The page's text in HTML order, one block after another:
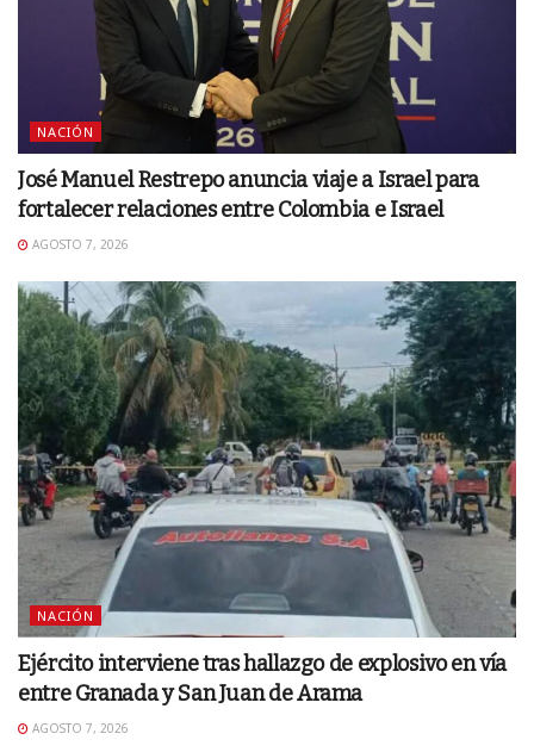
NACIÓN
José Manuel Restrepo anuncia viaje a Israel para
fortalecer relaciones entre Colombia e Israel
AGOSTO 7, 2026
NACIÓN
Ejército interviene tras hallazgo de explosivo en vía
entre Granada y San Juan de Arama
AGOSTO 7, 2026